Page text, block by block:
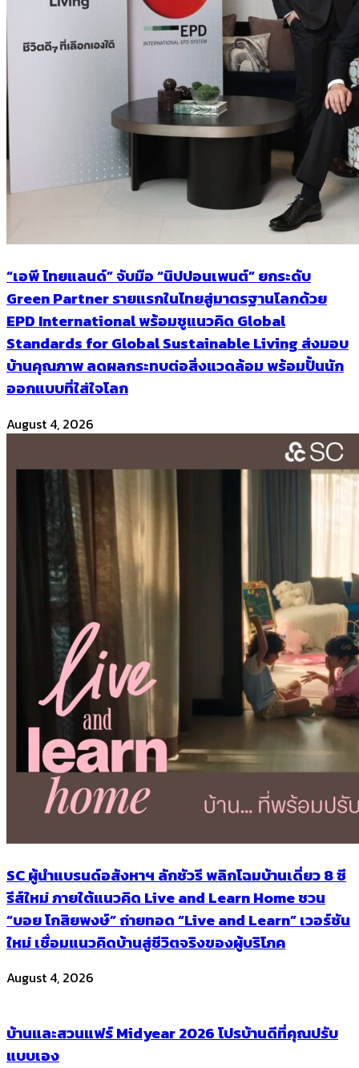
“เอพี ไทยแลนด์” จับมือ “นิปปอนเพนต์” ยกระดับ
Green Partner รายแรกในไทยสู่มาตรฐานโลกด้วย
EPD International พร้อมชูแนวคิด Global
Standards for Global Sustainable Living ส่งมอบ
บ้านคุณภาพ ลดผลกระทบต่อสิ่งแวดล้อม พร้อมปั้นนัก
ออกแบบที่ใส่ใจโลก
August 4, 2026
SC ผู้นำแบรนด์อสังหาฯ ลักชัวรี พลิกโฉมบ้านเดี่ยว 8 ซี
รีส์ใหม่ ภายใต้แนวคิด Live and Learn Home ชวน
“บอย โกสิยพงษ์” ถ่ายทอด “Live and Learn” เวอร์ชัน
ใหม่ เชื่อมแนวคิดบ้านสู่ชีวิตจริงของผู้บริโภค
August 4, 2026
บ้านและสวนแฟร์ Midyear 2026 โปรบ้านดีที่คุณปรับ
แบบเอง